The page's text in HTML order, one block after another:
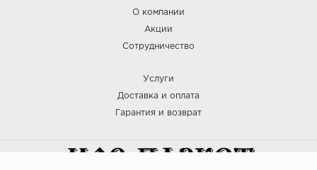
О компании
Акции
Сотрудничество
Услуги
Доставка и оплата
Гарантия и возврат